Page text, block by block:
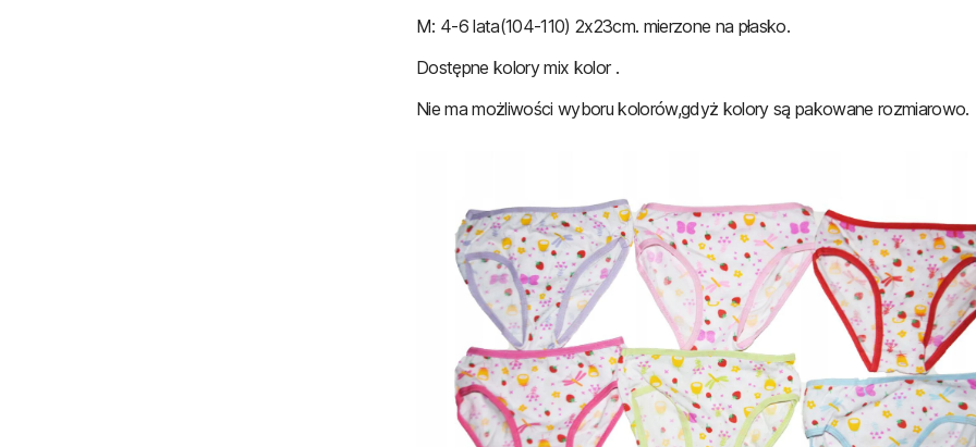
M: 4-6 lata(104-110) 2x23cm. mierzone na płasko.
Dostępne kolory mix kolor .
Nie ma możliwości wyboru kolorów,gdyż kolory są pakowane rozmiarowo.